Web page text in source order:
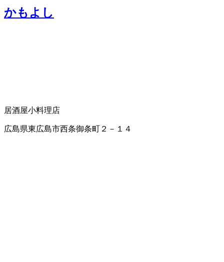
かもよし
居酒屋小料理店
広島県東広島市西条御条町２－１４